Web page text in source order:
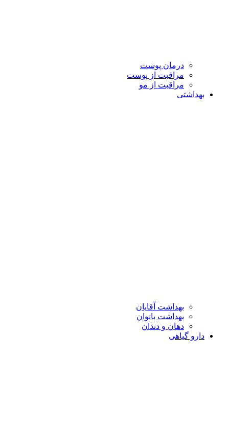
درمان پوست
مراقبت از پوست
مراقبت از مو
بهداشتی
بهداشت آقایان
بهداشت بانوان
دهان و دندان
دارو گیاهی